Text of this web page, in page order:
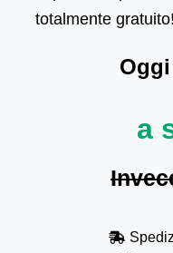
totalmente gratuito!
a